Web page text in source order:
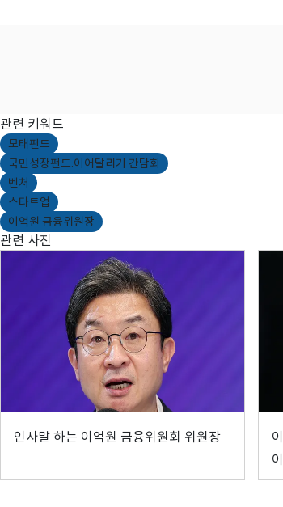
관련 키워드
모태펀드
국민성장펀드.이어달리기 간담회
벤처
스타트업
이억원 금융위원장
관련 사진
인사말 하는 이억원 금융위원회 위원장